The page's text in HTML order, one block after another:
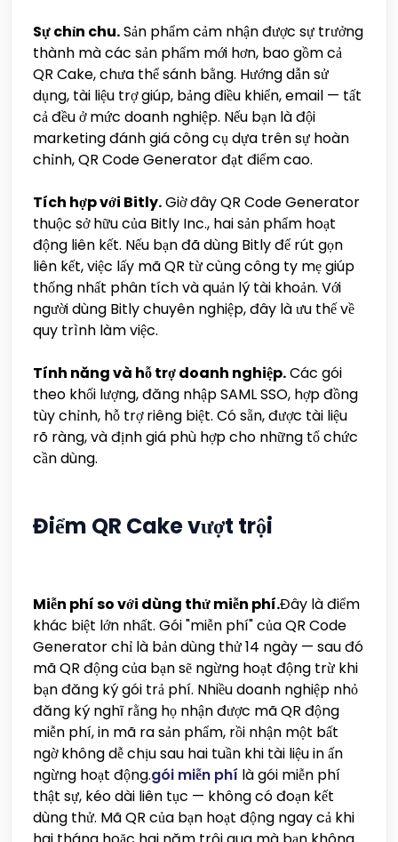
Sự chỉn chu.Sản phẩm cảm nhận được sự trưởng
thành mà các sản phẩm mới hơn, bao gồm cả
QR Cake, chưa thể sánh bằng. Hướng dẫn sử
dụng, tài liệu trợ giúp, bảng điều khiển, email — tất
cả đều ở mức doanh nghiệp. Nếu bạn là đội
marketing đánh giá công cụ dựa trên sự hoàn
chỉnh, QR Code Generator đạt điểm cao.
Tích hợp với Bitly.Giờ đây QR Code Generator
thuộc sở hữu của Bitly Inc., hai sản phẩm hoạt
động liên kết. Nếu bạn đã dùng Bitly để rút gọn
liên kết, việc lấy mã QR từ cùng công ty mẹ giúp
thống nhất phân tích và quản lý tài khoản. Với
người dùng Bitly chuyên nghiệp, đây là ưu thế về
quy trình làm việc.
Tính năng và hỗ trợ doanh nghiệp.Các gói
theo khối lượng, đăng nhập SAML SSO, hợp đồng
tùy chỉnh, hỗ trợ riêng biệt. Có sẵn, được tài liệu
rõ ràng, và định giá phù hợp cho những tổ chức
cần dùng.
Điểm QR Cake vượt trội
Miễn phí so với dùng thử miễn phí.Đây là điểm
khác biệt lớn nhất. Gói "miễn phí" của QR Code
Generator chỉ là bản dùng thử 14 ngày — sau đó
mã QR động của bạn sẽ ngừng hoạt động trừ khi
bạn đăng ký gói trả phí. Nhiều doanh nghiệp nhỏ
đăng ký nghĩ rằng họ nhận được mã QR động
miễn phí, in mã ra sản phẩm, rồi nhận một bất
ngờ không dễ chịu sau hai tuần khi tài liệu in ấn
ngừng hoạt động.gói miễn phí là gói miễn phí
thật sự, kéo dài liên tục — không có đoạn kết
dùng thử. Mã QR của bạn hoạt động ngay cả khi